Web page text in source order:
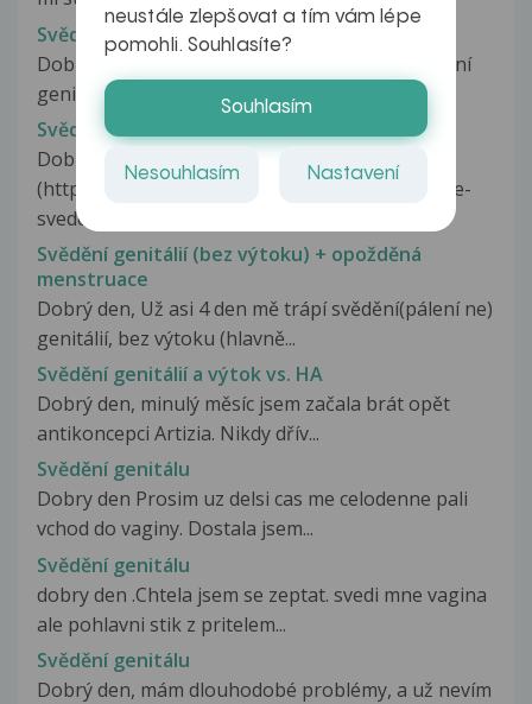
Svědění Genitálií
Dobrý den,je tomu asi 3dny co mě začalo svědění
genitalií.Není mi ješte 15let...
Svědění genitálií (2)
Dobrý den , již jsem posílala dotaz
(http://www.ulekare.cz/poradna-lekare/neustale-
svedeni-genitalii-88358)...
Svědění genitálií (bez výtoku) + opožděná
menstruace
Dobrý den, Už asi 4 den mě trápí svědění(pálení ne)
genitálií, bez výtoku (hlavně...
Svědění genitálií a výtok vs. HA
Dobrý den, minulý měsíc jsem začala brát opět
antikoncepci Artizia. Nikdy dřív...
Svědění genitálu
Dobry den Prosim uz delsi cas me celodenne pali
vchod do vaginy. Dostala jsem...
Svědění genitálu
dobry den .Chtela jsem se zeptat. svedi mne vagina
ale pohlavni stik z pritelem...
Svědění genitálu
Dobrý den, mám dlouhodobé problémy, a už nevím
neustále zlepšovat a tím vám lépe
pomohli. Souhlasíte?
Souhlasím
Nesouhlasím Nastavení